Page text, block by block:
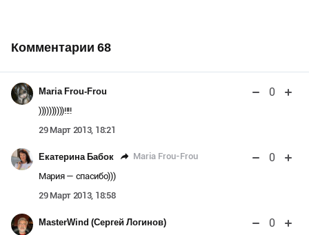
Комментарии 68
Maria Frou-Frou 0
))))))))))!!!!
29 Март 2013, 18:21
Екатерина Бабок Maria Frou-Frou 0
Мария — спасибо)))
29 Март 2013, 18:58
MasterWind (Сергей Логинов) 0